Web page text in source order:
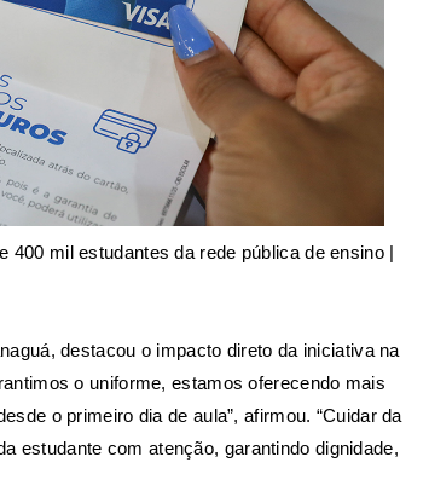
mil estudantes da rede pública de ensino |
destacou o impacto direto da iniciativa na
o uniforme, estamos oferecendo mais
o primeiro dia de aula”, afirmou. “Cuidar da
estudante com atenção, garantindo dignidade,